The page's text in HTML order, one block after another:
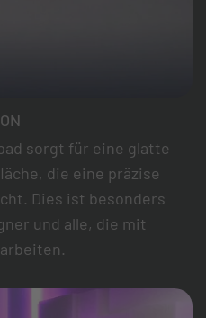
sorgt für eine glatte
die eine präzise
Dies ist besonders
und alle, die mit